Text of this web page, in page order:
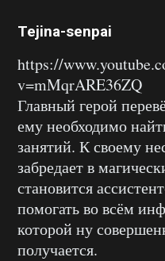
Tejina-senpai
https://
v=mMqrARE36ZQ
Главный герой
ему необходимо
занятий. К своему
забредает в
становится
помогать во всём
которой ну
получается.